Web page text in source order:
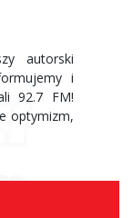
autorski
i
92.7 FM!
optymizm,